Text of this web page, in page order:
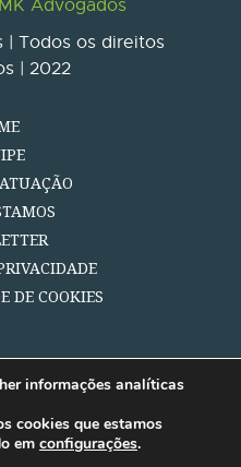
Advogados
| Todos os direitos
| 2022
DE COOKIES
informações analíticas
cookies que estamos
em configurações.